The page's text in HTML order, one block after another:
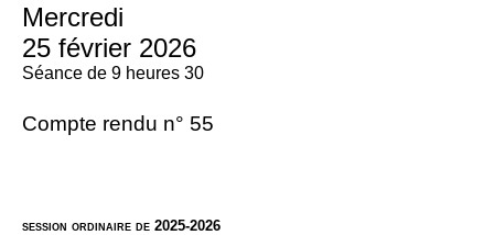
Mercredi
25 février 2026
Séance de 9 heures 30
Compte rendu n° 55
session ordinaire de 2025-2026